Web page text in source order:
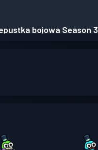
bojowa Season 3